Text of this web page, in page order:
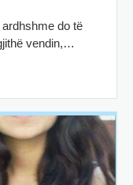
do të
vendin,…